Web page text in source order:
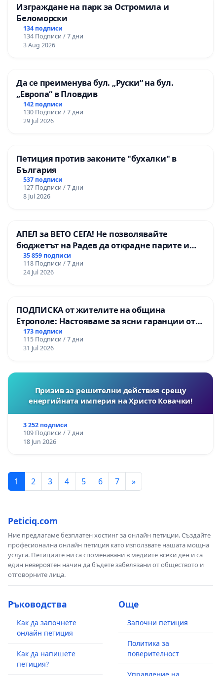
Изграждане на парк за Остромила и
Беломорски
134 подписи
134 Подписи / 7 дни
3 Aug 2026
Да се преименува бул. „Руски“ на бул.
„Европа“ в Пловдив
142 подписи
130 Подписи / 7 дни
29 Jul 2026
Петиция против законите "бухалки" в
България
537 подписи
127 Подписи / 7 дни
8 Jul 2026
АПЕЛ за ВЕТО СЕГА! Не позволявайте
бюджетът на Радев да открадне парите и
правата ни в тъмното
35 859 подписи
118 Подписи / 7 дни
24 Jul 2026
ПОДПИСКА от жителите на община
Етрополе: Настояваме за ясни гаранции от
“Елаците-МЕД” АД и от държавата, че ще се
изпълнят всички екологични норми!
173 подписи
115 Подписи / 7 дни
31 Jul 2026
Призив за решителни действия срещу
енергийната империя на Христо Ковачки!
3 252 подписи
109 Подписи / 7 дни
18 Jun 2026
1 2 3 4 5 6 7 »
Peticiq.com
Ние предлагаме безплатен хостинг за онлайн петиции. Създайте
професионална онлайн петиция като използвате нашата мощна
услуга. Петициите ни са споменавани в медиите всеки ден и са
един невероятен начин да бъдете забелязани от обществото и
отговорните лица.
Ръководства
Как да започнете
онлайн петиция
Как да напишете
петиция?
Още
Започни петиция
Политика за
поверителност